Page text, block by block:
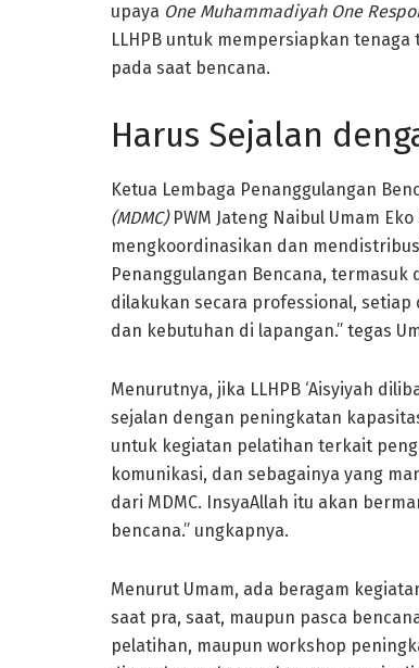
upaya One Muhammadiyah One
LLHPB untuk mempersiapkan
pada saat bencana.
Harus Sejalan
Ketua Lembaga Penanggulangan
(MDMC)PWM Jateng Naibul Umam
mengkoordinasikan dan
Penanggulangan Bencana, termasuk
dilakukan secara professional,
dan kebutuhan di lapangan.” tegas
Menurutnya, jika LLHPB ‘Aisyiyah
sejalan dengan peningkatan
untuk kegiatan pelatihan terkait
komunikasi, dan sebagainya yang
dari MDMC. InsyaAllah itu akan
bencana.” ungkapnya.
Menurut Umam, ada beragam
saat pra, saat, maupun pasca
pelatihan, maupun workshop